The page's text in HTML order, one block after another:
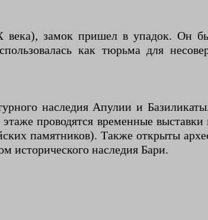
замок пришел в упадок. Он
как тюрьма для
наследия Апулии и
проводятся временные
памятников). Также открыты
исторического наследия Бари.